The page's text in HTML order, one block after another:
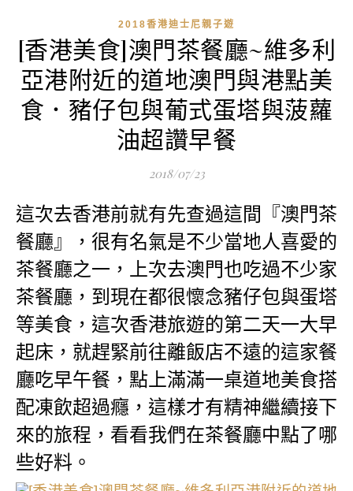
2018香港迪士尼親子遊
[香港美食]澳門茶餐廳~維多利
亞港附近的道地澳門與港點美
食．豬仔包與葡式蛋塔與菠蘿
油超讚早餐
2018/07/23
這次去香港前就有先查過這間『澳門茶
餐廳』，很有名氣是不少當地人喜愛的
茶餐廳之一，上次去澳門也吃過不少家
茶餐廳，到現在都很懷念豬仔包與蛋塔
等美食，這次香港旅遊的第二天一大早
起床，就趕緊前往離飯店不遠的這家餐
廳吃早午餐，點上滿滿一桌道地美食搭
配凍飲超過癮，這樣才有精神繼續接下
來的旅程，看看我們在茶餐廳中點了哪
些好料。